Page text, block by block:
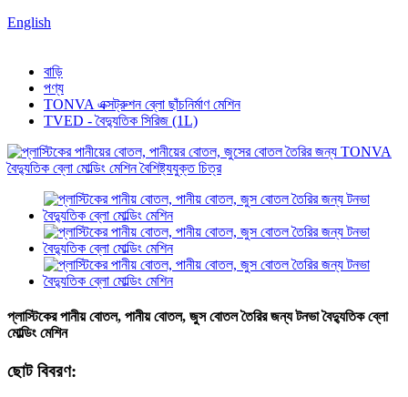
English
বাড়ি
পণ্য
TONVA এক্সট্রুশন ব্লো ছাঁচনির্মাণ মেশিন
TVED - বৈদ্যুতিক সিরিজ (1L)
প্লাস্টিকের পানীয় বোতল, পানীয় বোতল, জুস বোতল তৈরির জন্য টনভা বৈদ্যুতিক ব্লো
মোল্ডিং মেশিন
ছোট বিবরণ: